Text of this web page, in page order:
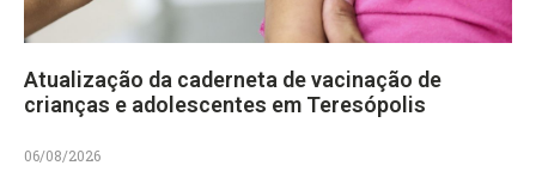
Atualização da caderneta de vacinação de
crianças e adolescentes em Teresópolis
06/08/2026